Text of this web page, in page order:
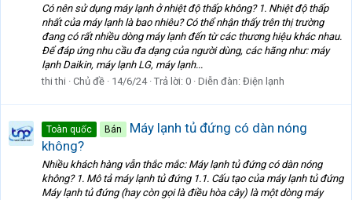
Có nên sử dụng máy lạnh ở nhiệt độ thấp không? 1. Nhiệt độ thấp
nhất của máy lạnh là bao nhiêu? Có thể nhận thấy trên thị trường
đang có rất nhiều dòng máy lạnh đến từ các thương hiệu khác nhau.
Để đáp ứng nhu cầu đa dạng của người dùng, các hãng như: máy
lạnh Daikin, máy lạnh LG, máy lạnh...
thi thi
Chủ đề 14/6/24 Trả lời: 0 Diễn đàn: Điện lạnh
Toàn quốc Bán
Máy lạnh tủ đứng có dàn nóng
không?
Nhiều khách hàng vẫn thắc mắc: Máy lạnh tủ đứng có dàn nóng
không? 1. Mô tả máy lạnh tủ đứng 1.1. Cấu tạo của máy lạnh tủ đứng
Máy lạnh tủ đứng (hay còn gọi là điều hòa cây) là một dòng máy